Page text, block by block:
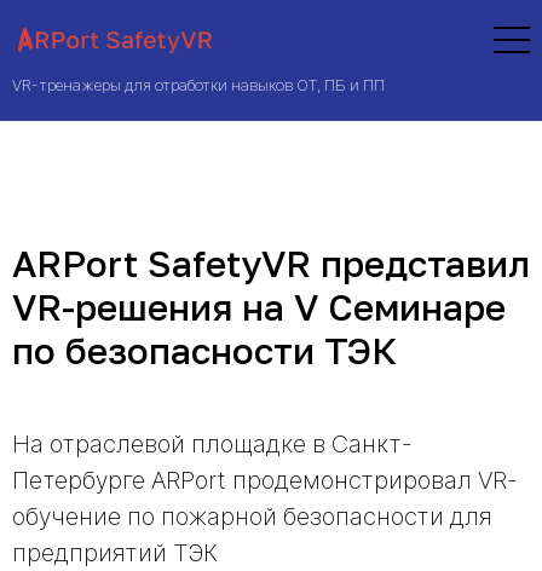
VR-тренажеры для отработки навыков ОТ, ПБ и ПП
ARPort SafetyVR представил
VR-решения на V Семинаре
по безопасности ТЭК
На отраслевой площадке в Санкт-
Петербурге ARPort продемонстрировал VR-
обучение по пожарной безопасности для
предприятий ТЭК